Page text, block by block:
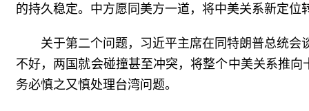
的持久稳定。中方愿同美方一道，将中美关系新定
关于第二个问题，习近平主席在同特朗普总统
不好，两国就会碰撞甚至冲突，将整个中美关系推
务必慎之又慎处理台湾问题。